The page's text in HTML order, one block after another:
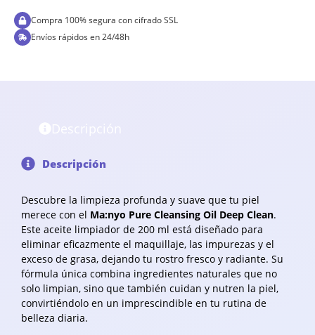
Compra 100% segura con cifrado SSL
Envíos rápidos en 24/48h
Descripción
Descubre la limpieza profunda y suave que tu piel
merece con el Ma:nyo Pure Cleansing Oil Deep Clean.
Este aceite limpiador de 200 ml está diseñado para
eliminar eficazmente el maquillaje, las impurezas y el
exceso de grasa, dejando tu rostro fresco y radiante. Su
fórmula única combina ingredientes naturales que no
solo limpian, sino que también cuidan y nutren la piel,
convirtiéndolo en un imprescindible en tu rutina de
belleza diaria.